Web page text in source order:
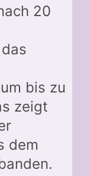
20
bis zu
zeigt
dem